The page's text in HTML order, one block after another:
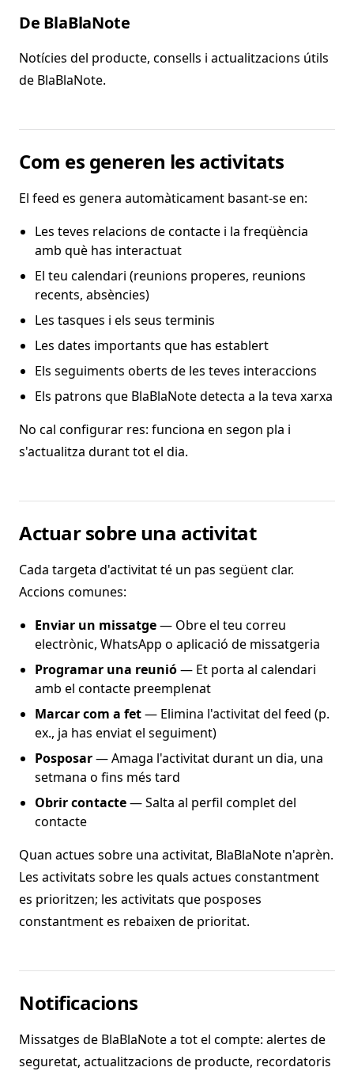
De BlaBlaNote
Notícies del producte, consells i actualitzacions útils
de BlaBlaNote.
Com es generen les activitats
El feed es genera automàticament basant-se en:
Les teves relacions de contacte i la freqüència
amb què has interactuat
El teu calendari (reunions properes, reunions
recents, absències)
Les tasques i els seus terminis
Les dates importants que has establert
Els seguiments oberts de les teves interaccions
Els patrons que BlaBlaNote detecta a la teva xarxa
No cal configurar res: funciona en segon pla i
s'actualitza durant tot el dia.
Actuar sobre una activitat
Cada targeta d'activitat té un pas següent clar.
Accions comunes:
Enviar un missatge— Obre el teu correu
electrònic, WhatsApp o aplicació de missatgeria
Programar una reunió— Et porta al calendari
amb el contacte preemplenat
Marcar com a fet— Elimina l'activitat del feed (p.
ex., ja has enviat el seguiment)
Posposar— Amaga l'activitat durant un dia, una
setmana o fins més tard
Obrir contacte— Salta al perfil complet del
contacte
Quan actues sobre una activitat, BlaBlaNote n'aprèn.
Les activitats sobre les quals actues constantment
es prioritzen; les activitats que posposes
constantment es rebaixen de prioritat.
Notificacions
Missatges de BlaBlaNote a tot el compte: alertes de
seguretat, actualitzacions de producte, recordatoris